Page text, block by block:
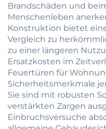
Brandschäden und
Menschenleben
Konstruktion bietet
Vergleich zu
zu einer längeren
Ersatzkosten im
Feuertüren für
Sicherheitsmerkmale
Sie sind mit robusten
verstärkten Zargen
Einbruchsversuche